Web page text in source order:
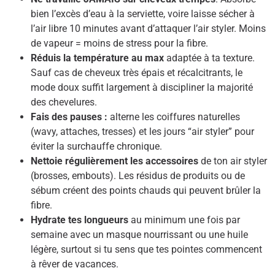
bien l’excès d’eau à la serviette, voire laisse sécher à
l’air libre 10 minutes avant d’attaquer l’air styler. Moins
de vapeur = moins de stress pour la fibre.
Réduis la température au max adaptée à ta texture.
Sauf cas de cheveux très épais et récalcitrants, le
mode doux suffit largement à discipliner la majorité
des chevelures.
Fais des pauses : alterne les coiffures naturelles
(wavy, attaches, tresses) et les jours “air styler” pour
éviter la surchauffe chronique.
Nettoie régulièrement les accessoires de ton air styler
(brosses, embouts). Les résidus de produits ou de
sébum créent des points chauds qui peuvent brûler la
fibre.
Hydrate tes longueurs au minimum une fois par
semaine avec un masque nourrissant ou une huile
légère, surtout si tu sens que tes pointes commencent
à rêver de vacances.